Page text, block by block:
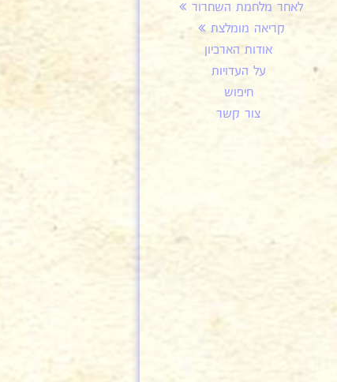
לאחר מלחמת השחרור
קריאה מומלצת
אודות הארכיון
על העדויות
חיפוש
צור קשר